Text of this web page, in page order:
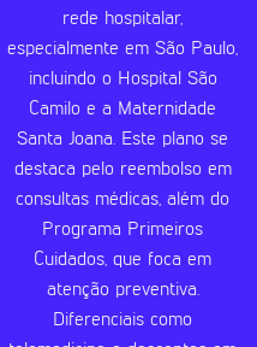
rede hospitalar,
especialmente em São Paulo,
incluindo o Hospital São
Camilo e a Maternidade
Santa Joana. Este plano se
destaca pelo reembolso em
consultas médicas, além do
Programa Primeiros
Cuidados, que foca em
atenção preventiva.
Diferenciais como